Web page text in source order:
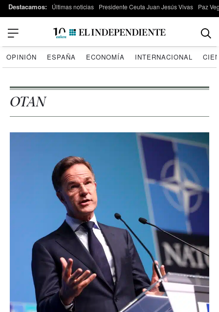
Destacamos: Últimas noticias Presidente Ceuta Juan Jesús Vivas Paz
OPINIÓN ESPAÑA ECONOMÍA INTERNACIONAL
OTAN